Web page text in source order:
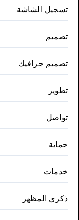
تسجيل الشاشة
تصميم
تصميم جرافيك
تطوير
تواصل
حماية
خدمات
ذكري المظهر